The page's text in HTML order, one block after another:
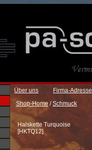
Über uns Firma-Adresse
Shop-Home /Schmuck
Halskette Turquoise
[HKTQ12]